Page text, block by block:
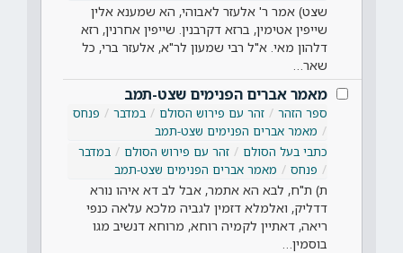
שצט) אמר ר' אלעזר לאבוהי, הא שמענא אלין
שייפין אטימין, ברזא דקרבנין. שייפין אחרנין, רזא
דלהון מאי. א"ל רבי שמעון לר"א, אלעזר ברי, כל
שאר…
מאמר אברים הפנימים שצט-תמב
ספר הזהר זהר עם פירוש הסולם במדבר
פנחס
מאמר אברים הפנימים שצט-תמב
כתבי בעל הסולם
זהר עם פירוש הסולם
במדבר
פנחס
מאמר אברים הפנימים שצט-תמב
ת) ת"ח, לבא הא אתמר, אבל לב דא איהו נורא
דדליק, ואלמלא דזמין לגביה מלכא עלאה כנפי
ריאה, דאתיין לקמיה רוחא, מרוחא דנשיב מגו
בוסמין…